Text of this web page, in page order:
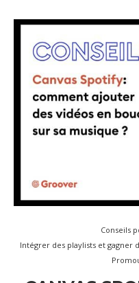
Conseils
Intégrer des playlists et gagner